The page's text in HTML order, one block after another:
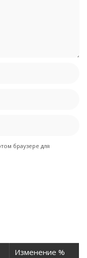
браузере для
Изменение %